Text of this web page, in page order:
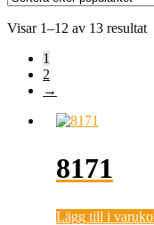
Visar 1–12 av 13 resultat
1
2
→
8171
Lägg till i